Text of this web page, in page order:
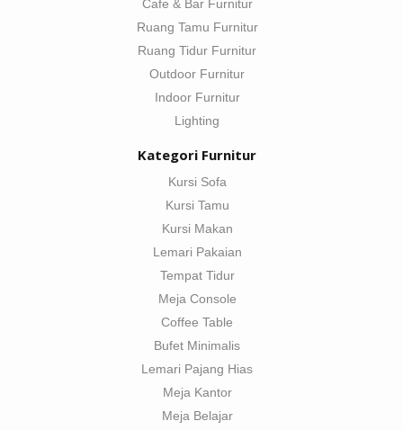
Cafe & Bar Furnitur
Ruang Tamu Furnitur
Ruang Tidur Furnitur
Outdoor Furnitur
Indoor Furnitur
Lighting
Kategori Furnitur
Kursi Sofa
Kursi Tamu
Kursi Makan
Lemari Pakaian
Tempat Tidur
Meja Console
Coffee Table
Bufet Minimalis
Lemari Pajang Hias
Meja Kantor
Meja Belajar